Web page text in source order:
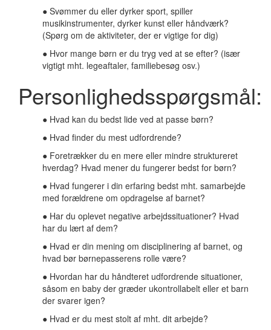
● Svømmer du eller dyrker sport, spiller
musikinstrumenter, dyrker kunst eller håndværk?
(Spørg om de aktiviteter, der er vigtige for dig)
● Hvor mange børn er du tryg ved at se efter? (især
vigtigt mht. legeaftaler, familiebesøg osv.)
Personlighedsspørgsmål:
● Hvad kan du bedst lide ved at passe børn?
● Hvad finder du mest udfordrende?
● Foretrækker du en mere eller mindre struktureret
hverdag? Hvad mener du fungerer bedst for børn?
● Hvad fungerer i din erfaring bedst mht. samarbejde
med forældrene om opdragelse af barnet?
● Har du oplevet negative arbejdssituationer? Hvad
har du lært af dem?
● Hvad er din mening om disciplinering af barnet, og
hvad bør børnepasserens rolle være?
● Hvordan har du håndteret udfordrende situationer,
såsom en baby der græder ukontrollabelt eller et barn
der svarer igen?
● Hvad er du mest stolt af mht. dit arbejde?